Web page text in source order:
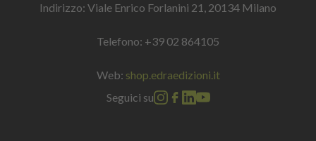
Indirizzo: Viale Enrico Forlanini 21, 20134 Milano
Telefono: +39 02 864105
Web: shop.edraedizioni.it
Seguici su